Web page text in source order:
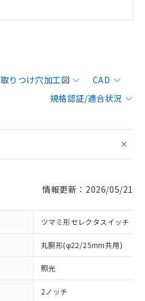
取りつけ穴加工図
CAD
規格認証/適合状況
情報更新：2026/05/21
ツマミ形セレクタスイッチ
丸胴形(φ22/25mm共用)
照光
2ノッチ